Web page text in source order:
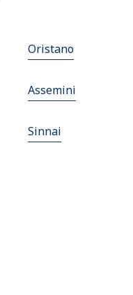
Oristano
Assemini
Sinnai